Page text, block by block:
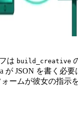
は build_creative
が JSON を書く必
ームが彼女の指示